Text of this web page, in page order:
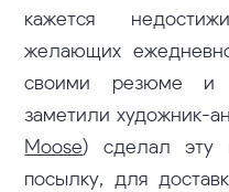
кажется
желающих
своими резюме и
заметили художник-
Moose) сделал эту
посылку, для